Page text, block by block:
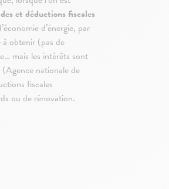
et déductions fiscales
d’énergie, par
à obtenir (pas de
mais les intérêts sont
nationale de
fiscales
ou de rénovation.